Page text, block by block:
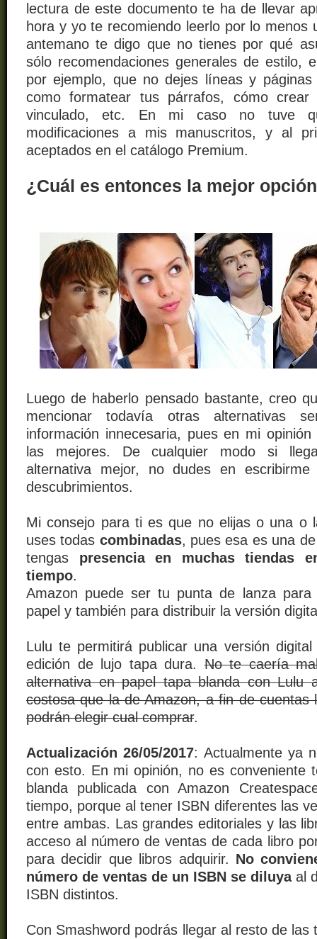
lectura de este documento te ha de llevar
hora y yo te recomiendo leerlo por lo menos
antemano te digo que no tienes por qué
sólo recomendaciones generales de estilo,
por ejemplo, que no dejes líneas y
como formatear tus párrafos, cómo crear
vinculado, etc. En mi caso no tuve
modificaciones a mis manuscritos, y al
aceptados en el catálogo Premium.
¿Cuál es entonces la mejor
Luego de haberlo pensado bastante, creo
mencionar todavía otras alternativas
información innecesaria, pues en mi
las mejores. De cualquier modo si
alternativa mejor, no dudes en
descubrimientos.
Mi consejo para ti es que no elijas o una o
uses todas combinadas, pues esa es una
tengas presencia en muchas tiendas
tiempo.
Amazon puede ser tu punta de lanza
papel y también para distribuir la versión
Lulu te permitirá publicar una versión
edición de lujo tapa dura.No te caería
alternativa en papel tapa blanda con Lulu
costosa que la de Amazon, a fin de cuentas
podrán elegir cual comprar.
Actualización 26/05/2017: Actualmente ya
con esto. En mi opinión, no es conveniente
blanda publicada con Amazon
tiempo, porque al tener ISBN diferentes las
entre ambas. Las grandes editoriales y las
acceso al número de ventas de cada libro
para decidir que libros adquirir. No
número de ventas de un ISBN se diluyaal
ISBN distintos.
Con Smashword podrás llegar al resto de las